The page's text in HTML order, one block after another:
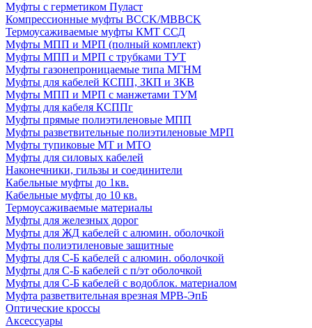
Муфты с герметиком Пуласт
Компрессионные муфты BCCK/MBBCK
Термоусаживаемые муфты КМТ ССД
Муфты МПП и МРП (полный комплект)
Муфты МПП и МРП с трубками ТУТ
Муфты газонепроницаемые типа МГНМ
Муфты для кабелей КСПП, ЗКП и ЗКВ
Муфты МПП и МРП с манжетами ТУМ
Муфты для кабеля КСППг
Муфты прямые полиэтиленовые МПП
Муфты разветвительные полиэтиленовые МРП
Муфты тупиковые МТ и МТО
Муфты для силовых кабелей
Наконечники, гильзы и соединители
Кабельные муфты до 1кв.
Кабельные муфты до 10 кв.
Термоусаживаемые материалы
Муфты для железных дорог
Муфты для ЖД кабелей с алюмин. оболочкой
Муфты полиэтиленовые защитные
Муфты для С-Б кабелей с алюмин. оболочкой
Муфты для С-Б кабелей с п/эт оболочкой
Муфты для С-Б кабелей с водоблок. материалом
Муфта разветвительная врезная МРВ-ЭпБ
Оптические кроссы
Аксессуары